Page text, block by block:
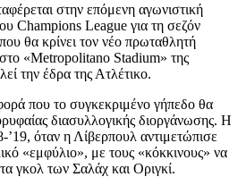
στην επόμενη αγωνιστική
Champions League για τη σεζόν
θα κρίνει τον νέο πρωταθλητή
«Metropolitano Stadium» της
την έδρα της Ατλέτικο.
που το συγκεκριμένο γήπεδο θα
διασυλλογικής διοργάνωσης. Η
όταν η Λίβερπουλ αντιμετώπισε
«εμφύλιο», με τους «κόκκινους» να
γκολ των Σαλάχ και Οριγκί.